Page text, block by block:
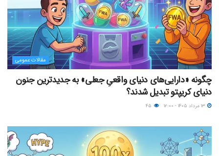
مقالات عمومی
چگونه «دارایی‌های دنیای واقعیِ جعلی» به جدیدترین جنون
دنیای کریپتو تبدیل شدند؟